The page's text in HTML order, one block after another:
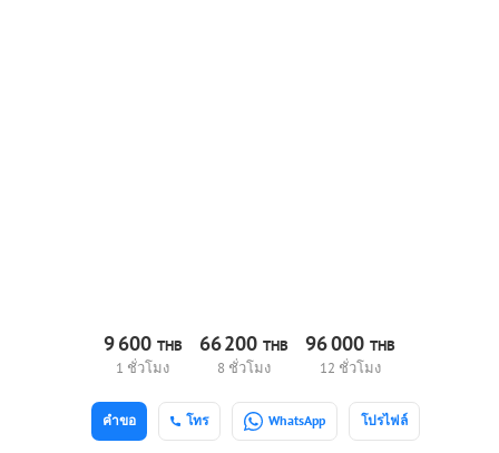
9600 THB
1 ชั่วโมง
66200THB
8 ชั่วโมง
96000THB
12 ชั่วโมง
โทร WhatsApp โปรไฟล์
คำขอ